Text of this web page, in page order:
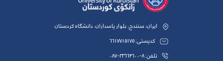
ایران، سنندج، بلوار پاسداران، دانشگاه کردستان
کدپستی: 6617715175
تلفن: 8-33664600-087